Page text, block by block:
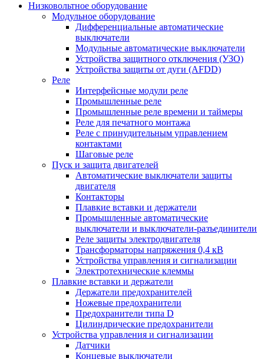
Низковольтное оборудование
Модульное оборудование
Дифференциальные автоматические
выключатели
Модульные автоматические выключатели
Устройства защитного отключения (УЗО)
Устройства защиты от дуги (AFDD)
Реле
Интерфейсные модули реле
Промышленные реле
Промышленные реле времени и таймеры
Реле для печатного монтажа
Реле с принудительным управлением
контактами
Шаговые реле
Пуск и защита двигателей
Автоматические выключатели защиты
двигателя
Контакторы
Плавкие вставки и держатели
Промышленные автоматические
выключатели и выключатели-разъединители
Реле защиты электродвигателя
Трансформаторы напряжения 0,4 кВ
Устройства управления и сигнализации
Электротехнические клеммы
Плавкие вставки и держатели
Держатели предохранителей
Ножевые предохранители
Предохранители типа D
Цилиндрические предохранители
Устройства управления и сигнализации
Датчики
Концевые выключатели